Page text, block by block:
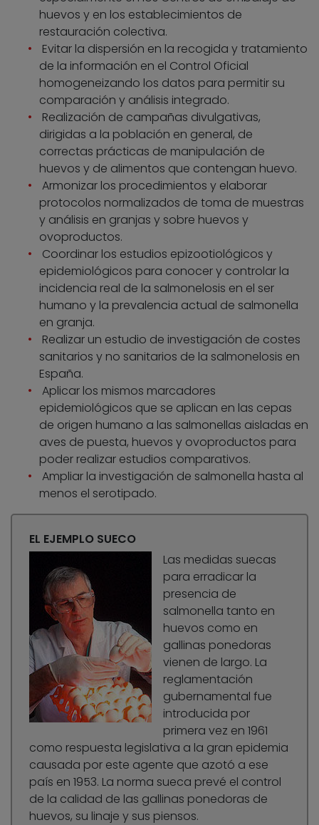
huevos y en los establecimientos de
restauración colectiva.
Evitar la dispersión en la recogida y tratamiento
de la información en el Control Oficial
homogeneizando los datos para permitir su
comparación y análisis integrado.
Realización de campañas divulgativas,
dirigidas a la población en general, de
correctas prácticas de manipulación de
huevos y de alimentos que contengan huevo.
Armonizar los procedimientos y elaborar
protocolos normalizados de toma de muestras
y análisis en granjas y sobre huevos y
ovoproductos.
Coordinar los estudios epizootiológicos y
epidemiológicos para conocer y controlar la
incidencia real de la salmonelosis en el ser
humano y la prevalencia actual de salmonella
en granja.
Realizar un estudio de investigación de costes
sanitarios y no sanitarios de la salmonelosis en
España.
Aplicar los mismos marcadores
epidemiológicos que se aplican en las cepas
de origen humano a las salmonellas aisladas en
aves de puesta, huevos y ovoproductos para
poder realizar estudios comparativos.
Ampliar la investigación de salmonella hasta al
menos el serotipado.
EL EJEMPLO SUECO
Las medidas suecas
para erradicar la
presencia de
salmonella tanto en
huevos como en
gallinas ponedoras
vienen de largo. La
reglamentación
gubernamental fue
introducida por
primera vez en 1961
como respuesta legislativa a la gran epidemia
causada por este agente que azotó a ese
país en 1953. La norma sueca prevé el control
de la calidad de las gallinas ponedoras de
huevos, su linaje y sus piensos.